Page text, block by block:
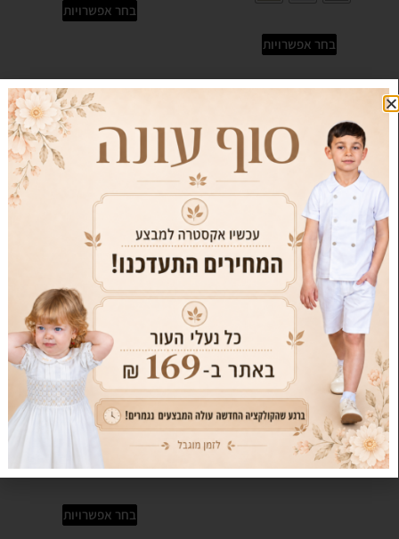
בחר אפשרויות
בחר אפשרויות
שמיכת וופל – עודפים
109.00
₪49.00
בחר אפשרויות
מבצע!
כובע בונט וופל
₪ 35.00
₪15.00
S
XS
בחר אפשרויות